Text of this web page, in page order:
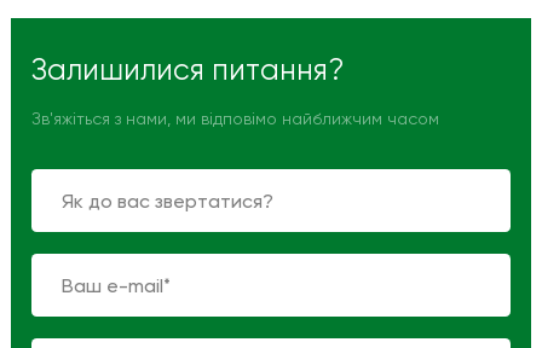
Залишилися питання?
Зв'яжіться з нами, ми відповімо найближчим часом